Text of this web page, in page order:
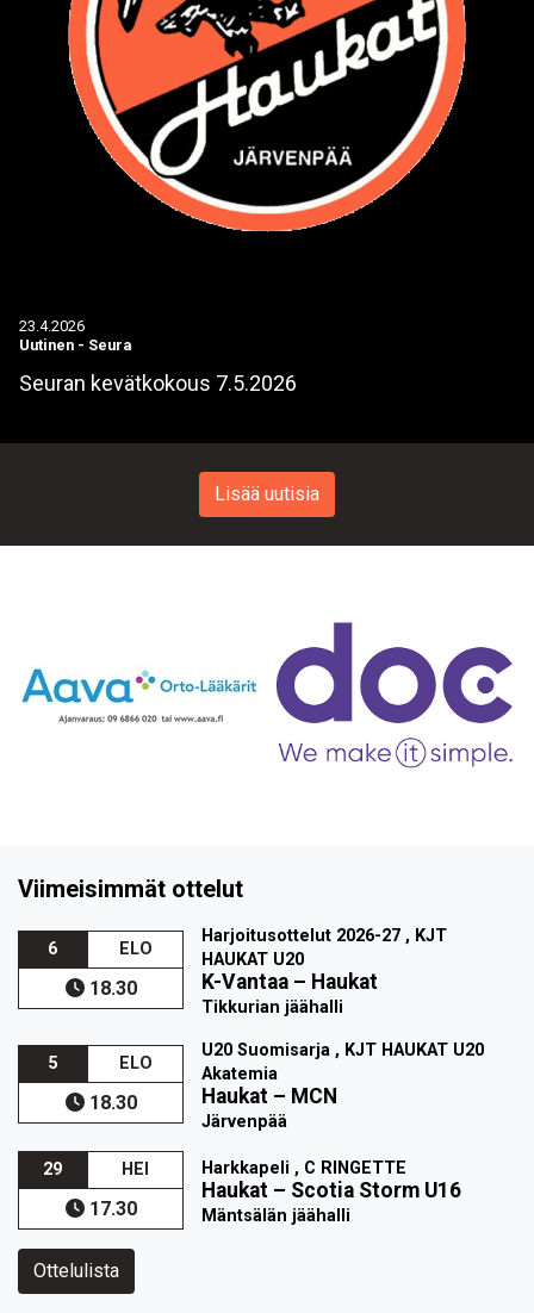
23.4.2026
Uutinen - Seura
Seuran kevätkokous 7.5.2026
Lisää uutisia
Viimeisimmät ottelut
6 ELO
18.30
Harjoitusottelut 2026-27 , KJT
HAUKAT U20
K-Vantaa – Haukat
Tikkurian jäähalli
5 ELO
18.30
U20 Suomisarja , KJT HAUKAT U20
Akatemia
Haukat – MCN
Järvenpää
29 HEI
17.30
Harkkapeli , C RINGETTE
Haukat – Scotia Storm U16
Mäntsälän jäähalli
Ottelulista